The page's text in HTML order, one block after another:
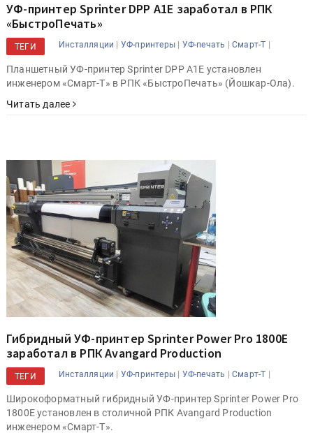
УФ-принтер Sprinter DPP A1E заработал в РПК
«БыстроПечать»
ТЕГИ Инсталляции | УФ-принтеры | УФ-печать |Смарт-Т |
Планшетный УФ-принтер Sprinter DPP A1E установлен
инженером «Смарт-Т» в РПК «БыстроПечать» (Йошкар-Ола).
Читать далее
Гибридный УФ-принтер Sprinter Power Pro 1800E
заработал в РПК Avangard Production
ТЕГИ Инсталляции | УФ-принтеры | УФ-печать |Смарт-Т |
Широкоформатный гибридный УФ-принтер Sprinter Power Pro
1800E установлен в столичной РПК Avangard Production
инженером «Смарт-Т».